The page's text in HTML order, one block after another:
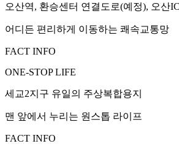
오산역, 환승센터 연결도로(예정), 오산
어디든 편리하게 이동하는 쾌속교통망
FACT INFO
ONE-STOP LIFE
세교2지구 유일의 주상복합용지
맨 앞에서 누리는 원스톱 라이프
FACT INFO